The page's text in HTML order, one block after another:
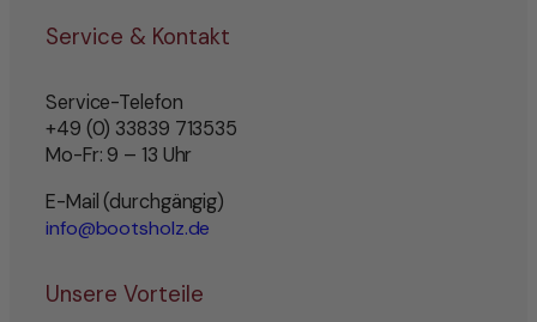
Service & Kontakt
Service-Telefon
+49 (0) 33839 713535
Mo-Fr: 9 – 13 Uhr
E-Mail (durchgängig)
info@bootsholz.de
Unsere Vorteile